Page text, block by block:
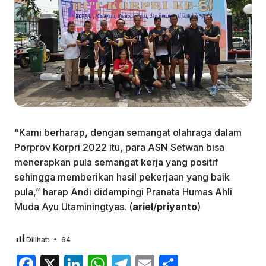
“Kami berharap, dengan semangat olahraga dalam
Porprov Korpri 2022 itu, para ASN Setwan bisa
menerapkan pula semangat kerja yang positif
sehingga memberikan hasil pekerjaan yang baik
pula,” harap Andi didampingi Pranata Humas Ahli
Muda Ayu Utaminingtyas. (ariel/priyanto)
Dilihat: 64